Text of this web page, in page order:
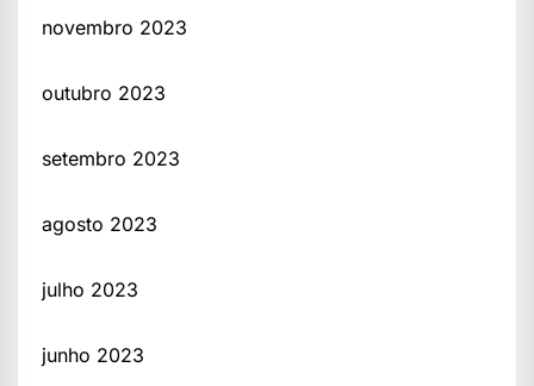
novembro 2023
outubro 2023
setembro 2023
agosto 2023
julho 2023
junho 2023